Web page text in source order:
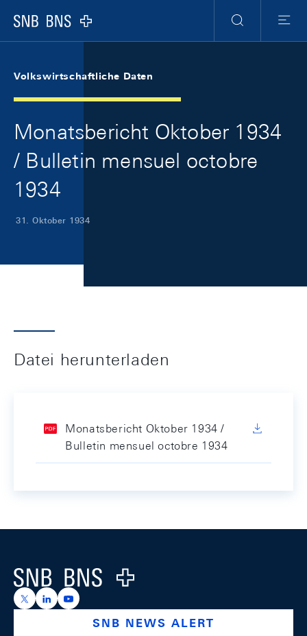
Logo
Suche
Menu
Volkswirtschaftliche Daten
Monatsbericht Oktober 1934
/ Bulletin mensuel octobre
1934
31. Oktober 1934
Datei herunterladen
Monatsbericht Oktober 1934 /
Bulletin mensuel octobre 1934
Logo
https://x.com/snb_bns
https://ch.linkedin.com/company/swiss-national-
https://www.youtube.com/@swissnationalbank
SNB NEWS ALERT